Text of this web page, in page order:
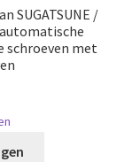
SUGATSUNE /
schroeven met